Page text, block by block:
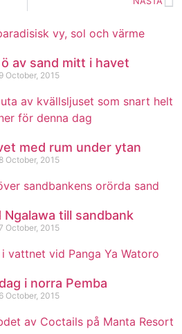
av sand mitt i havet
October, 2015
med rum under ytan
October, 2015
till sandbank
October, 2015
i norra Pemba
October, 2015